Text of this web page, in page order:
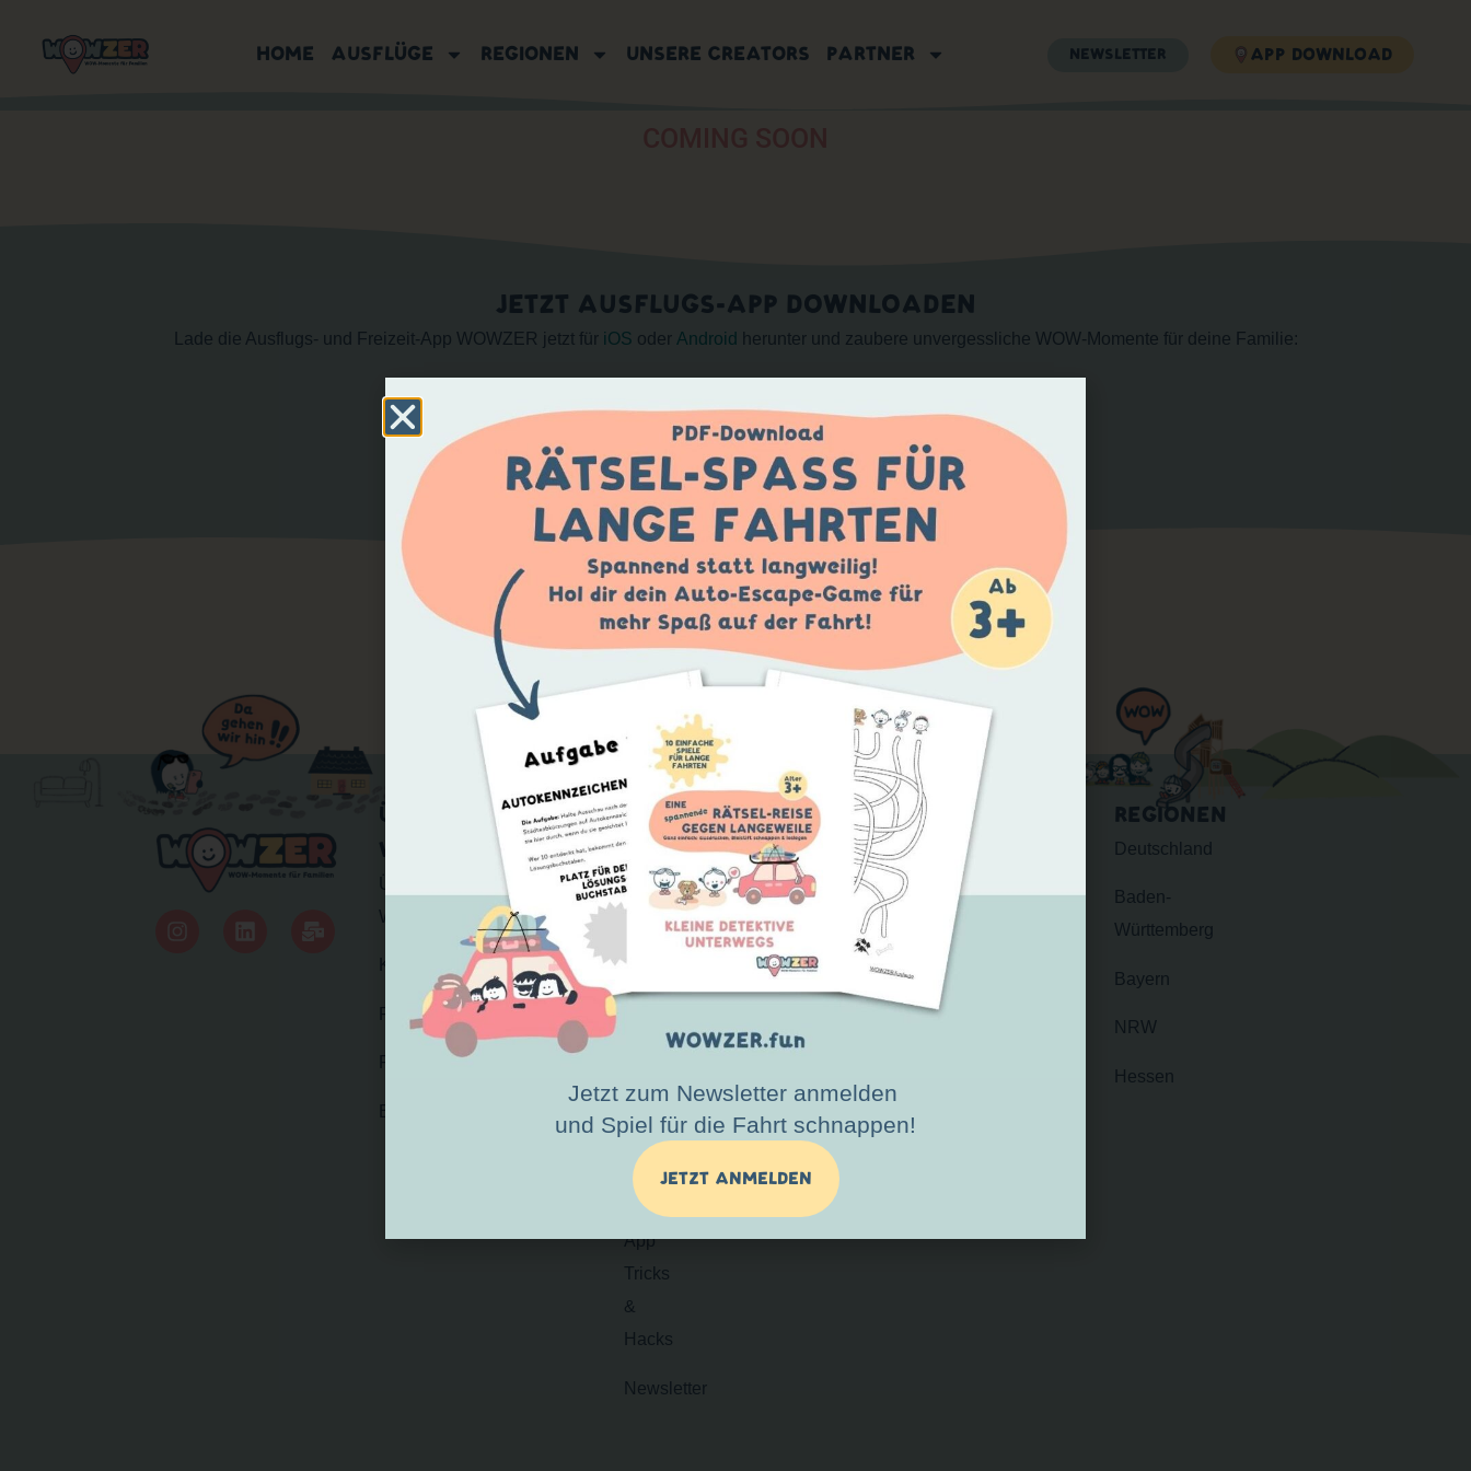
HOME AUSFLÜGE REGIONEN UNSERE CREATORS PARTNER NEWSLETTER APP DOWNLOAD
JETZT AUSFLUGS-APP DOWNLOADEN
Lade die Ausflugs- und Freizeit-App WOWZER jetzt für iOS oder Android herunter und zaubere unvergessliche WOW-Momente für deine Familie:
ÜBER
WOWZER
Über
WOWZER
Kontakt
Presse
FAQ
Blog
FÜR
FAMILIEN
Familienausflüge
Regen
App
downloaden
App
Tricks
&
Hacks
Newsletter
MITMACHEN
Creators
Creator
werden
Partner
REGIONEN
Deutschland
Baden-
Württemberg
Bayern
NRW
Hessen
Jetzt zum Newsletter anmelden
und Spiel für die Fahrt schnappen!
JETZT ANMELDEN